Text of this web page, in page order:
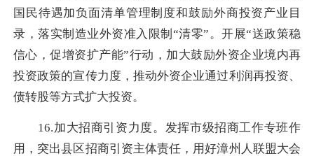
国民待遇加负面清单管理制度和鼓励外商投资产业目
录，落实制造业外资准入限制“清零”。开展“送政策稳
信心，促增资扩产能”行动，加大鼓励外资企业境内再
投资政策的宣传力度，推动外资企业通过利润再投资、
债转股等方式扩大投资。
16.加大招商引资力度。发挥市级招商工作专班作
用，突出县区招商引资主体责任，用好漳州人联盟大会